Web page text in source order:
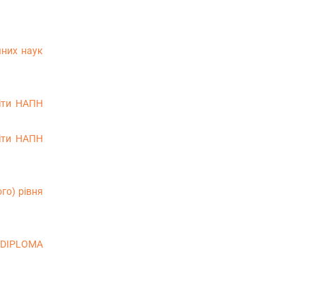
наук
НАПН
НАПН
рівня